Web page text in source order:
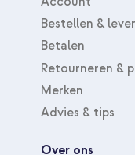
Bestellen &
Betalen
Retourneren &
Merken
Advies & tips
Over ons